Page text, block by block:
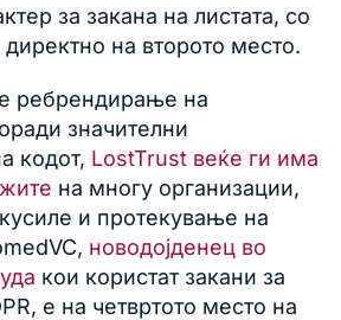
за закана на листата, со
на второто место.
ребрендирање на
значителни
кодот, LostTrust веќе ги има
на многу организации,
и протекување на
новодојденец во
кои користат закани за
е на четвртото место на